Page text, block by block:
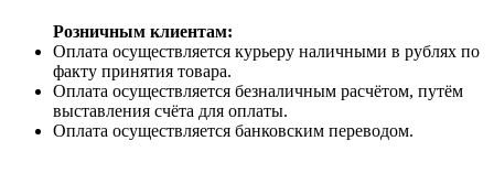
Розничным клиентам:
Оплата осуществляется курьеру наличными в рублях по
факту принятия товара.
Оплата осуществляется безналичным расчётом, путём
выставления счёта для оплаты.
Оплата осуществляется банковским переводом.